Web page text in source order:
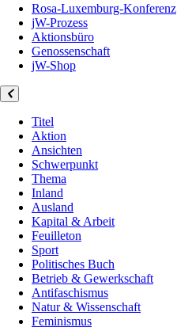
Rosa-Luxemburg-Konferenz
jW-Prozess
Aktionsbüro
Genossenschaft
jW-Shop
Titel
Aktion
Ansichten
Schwerpunkt
Thema
Inland
Ausland
Kapital & Arbeit
Feuilleton
Sport
Politisches Buch
Betrieb & Gewerkschaft
Antifaschismus
Natur & Wissenschaft
Feminismus